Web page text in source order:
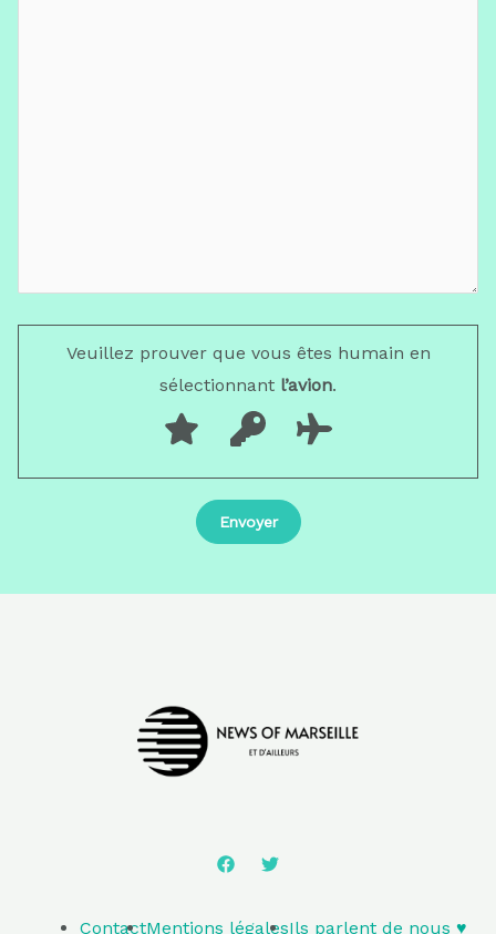
Veuillez prouver que vous êtes humain en
sélectionnant l’avion.
ContactMentions légalesIls parlent de nous ♥️